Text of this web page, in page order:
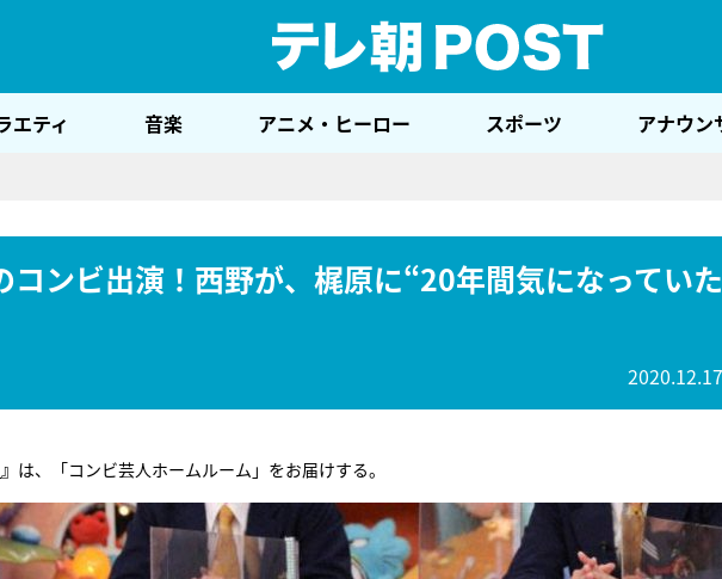
エティ 音楽 アニメ・ヒーロー スポーツ アナウン
コンビ出演！西野が、梶原に“20年間気になっていた
2020.12.17
』 は、「コンビ芸人ホームルーム」をお届けする。